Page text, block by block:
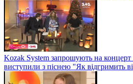
Kozak System запрошують на концерт
виступили з піснею "Як відгримить